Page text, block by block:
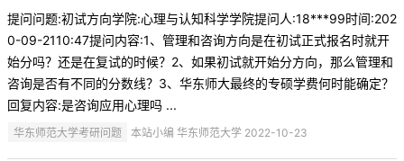
提问问题:初试方向学院:心理与认知科学学院提问人:18***99时间:202
0-09-2110:47提问内容:1、管理和咨询方向是在初试正式报名时就开
始分吗？还是在复试的时候？2、如果初试就开始分方向，那么管理和
咨询是否有不同的分数线？3、华东师大最终的专硕学费何时能确定？
回复内容:是咨询应用心理吗 ...
华东师范大学考研问题 本站小编 华东师范大学 2022-10-23